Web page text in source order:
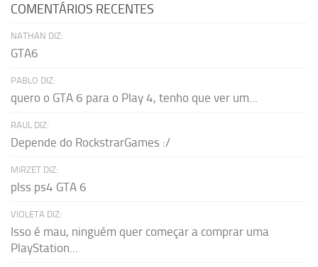
COMENTÁRIOS RECENTES
NATHAN DIZ:
GTA6
PABLO DIZ:
quero o GTA 6 para o Play 4, tenho que ver um...
RAUL DIZ:
Depende do RockstrarGames :/
MIRZET DIZ:
plss ps4 GTA 6
VIOLETA DIZ:
Isso é mau, ninguém quer começar a comprar uma
PlayStation...